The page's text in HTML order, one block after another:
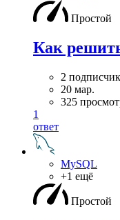
Простой
Как
2
20 мар.
325
1
ответ
MySQL
+1 ещё
Простой